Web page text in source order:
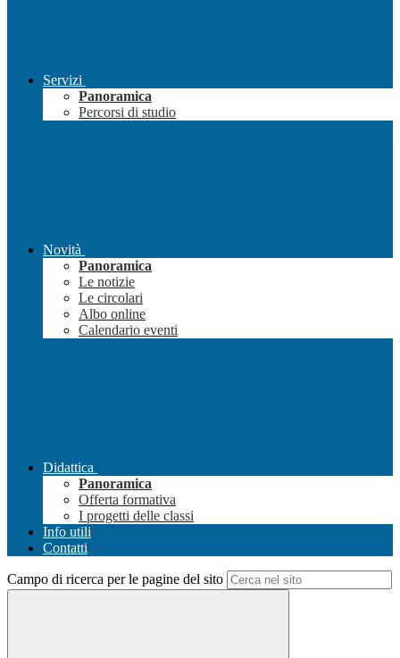
Servizi
Panoramica
Percorsi di studio
Novità
Panoramica
Le notizie
Le circolari
Albo online
Calendario eventi
Didattica
Panoramica
Offerta formativa
I progetti delle classi
Info utili
Contatti
Campo di ricerca per le pagine del sito